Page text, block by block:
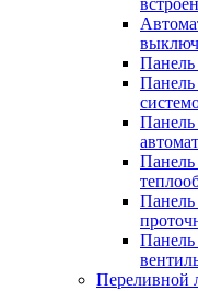
Панель
Панель
Панель
Панель
Панель
Панель
Переливной